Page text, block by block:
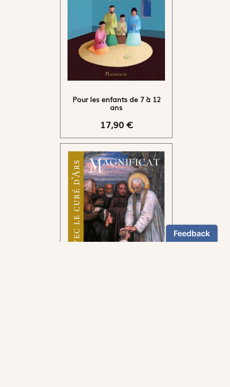
Pour les enfants de 7 à 12
ans
17,90 €